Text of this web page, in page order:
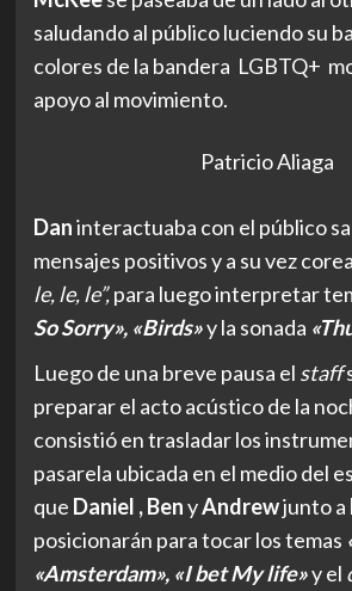
saludando al público luciendo su
colores de la bandera LGBTQ+
apoyo al movimiento.
Patricio Aliaga
Daninteractuaba con el público
mensajes positivos y a su vez
le, le, le”,para luego interpretar
So Sorry», «Birds»y la sonada
Luego de una breve pausa el staff
preparar el acto acústico de la
consistió en trasladar los
pasarela ubicada en el medio del
que Daniel , BenyAndrewjunto a
posicionarán para tocar los temas
«Amsterdam», «I bet My life»y el